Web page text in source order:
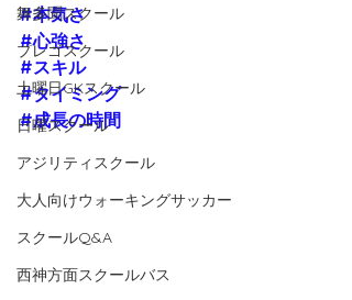
舞多聞スクール
プレゴスクール
土曜日GKスクール
日曜スクール
アジリティスクール
大人向けウォーキングサッカー
スクールQ&A
西神方面スクールバス
#本気さ
#心強さ
#スキル
#タイミング
#成長の時間